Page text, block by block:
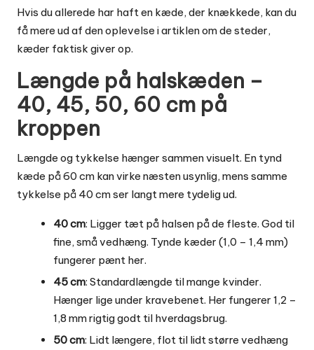
Hvis du allerede har haft en kæde, der knækkede, kan du
få mere ud af den oplevelse i artiklenom de steder,
kæder faktisk giver op.
Længde på halskæden –
40, 45, 50, 60 cm på
kroppen
Længde og tykkelse hænger sammen visuelt. En tynd
kæde på 60 cm kan virke næsten usynlig, mens samme
tykkelse på 40 cm ser langt mere tydelig ud.
40 cm: Ligger tæt på halsen på de fleste. God til
fine, små vedhæng. Tynde kæder (1,0 – 1,4 mm)
fungerer pænt her.
45 cm: Standardlængde til mange kvinder.
Hænger lige under kravebenet. Her fungerer 1,2 –
1,8 mm rigtig godt til hverdagsbrug.
50 cm: Lidt længere, flot til lidt større vedhæng